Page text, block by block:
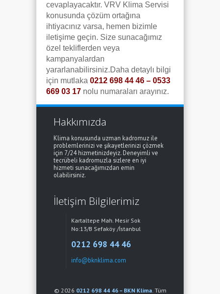
cevaplayacaktır. VRV Klima Servisi
konusunda çözüm ortağına
ihtiyacınız varsa, hemen bizimle
iletişime geçin. Size sunacağımız
özel tekliflerden veya
kampanyalardan
yararlanabilirsiniz.Daha detaylı bilgi
için mutlaka 0212 698 44 46 – 0533
669 03 17 nolu numaraları arayınız.
Hakkımızda
Klima konusunda uzman kadromuz ile
problemlerinizi ve şikayetlerinizi çözmek
için 7/24 hizmetinizdeyiz. Deneyimli ve
tecrübeli kadromuzla sizlere en iyi
hizmeti sunacağımızdan emin
olabilirsiniz.
İletişim Bilgilerimiz
Kartaltepe Mah. Mesir Sok
No:13/B Sefaköy /İstanbul
0212 698 44 46
info@bknklima.com
© 2026 0212 698 44 46 – BKN Klima. Tüm